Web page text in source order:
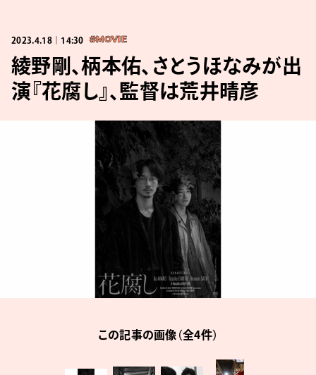
2023.4.18｜14:30 #MOVIE
綾野剛、柄本佑、さとうほなみが出
演『花腐し』、監督は荒井晴彦
この記事の画像（全4件）